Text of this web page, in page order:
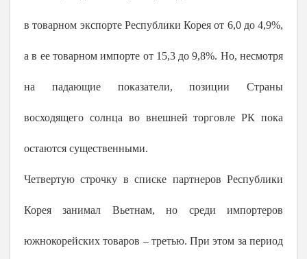
в товарном экспорте Республики Корея от 6,0 до 4,9%,
а в ее товарном импорте от 15,3 до 9,8%. Но, несмотря
на падающие показатели, позиции Страны
восходящего солнца во внешней торговле РК пока
остаются существенными.
Четвертую строчку в списке партнеров Республики
Корея занимал Вьетнам, но среди импортеров
южнокорейских товаров – третью. При этом за период